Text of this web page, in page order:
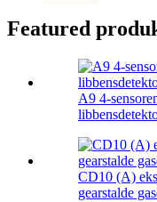
Featured
A9 4-
CD10 (A)
gearstalde